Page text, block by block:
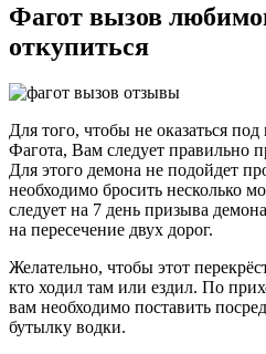
Фагот вызов
откупиться
Для того, чтобы не оказаться
Фагота, Вам следует правильно
Для этого демона не подойдет
необходимо бросить несколько
следует на 7 день призыва
на пересечение двух дорог.
Желательно, чтобы этот
кто ходил там или ездил. По
вам необходимо поставить
бутылку водки.